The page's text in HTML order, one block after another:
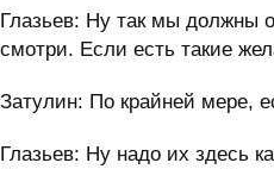
Глазьев: Ну так мы должны
смотри. Если есть такие
Затулин: По крайней мере,
Глазьев: Ну надо их здесь